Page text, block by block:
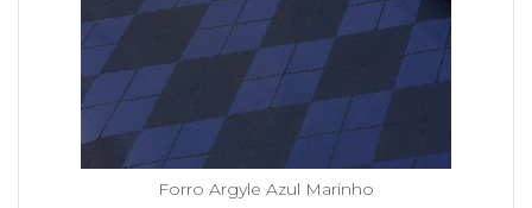
Forro Argyle Azul Marinho